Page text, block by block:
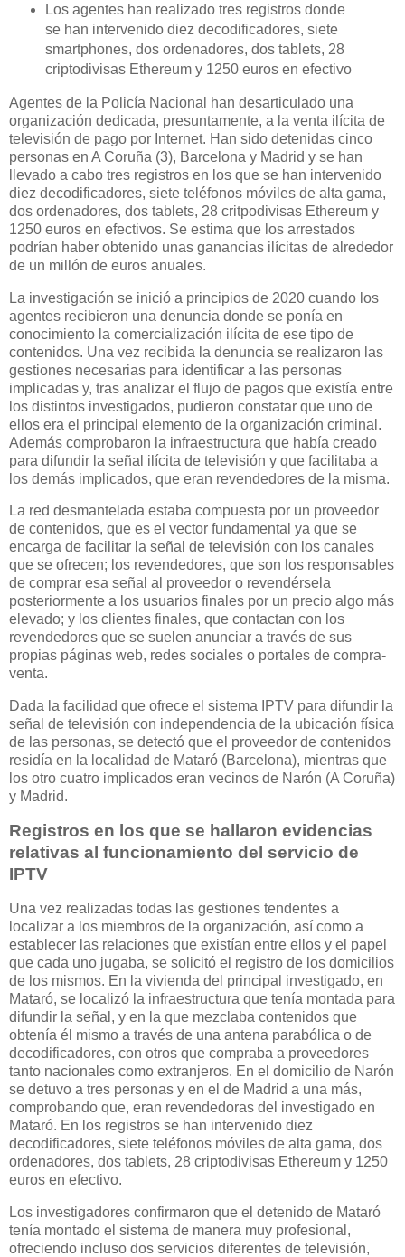
Los agentes han realizado tres registros donde
se han intervenido diez decodificadores, siete
smartphones, dos ordenadores, dos tablets, 28
criptodivisas Ethereum y 1250 euros en efectivo
Agentes de la Policía Nacional han desarticulado una
organización dedicada, presuntamente, a la venta ilícita de
televisión de pago por Internet. Han sido detenidas cinco
personas en A Coruña (3), Barcelona y Madrid y se han
llevado a cabo tres registros en los que se han intervenido
diez decodificadores, siete teléfonos móviles de alta gama,
dos ordenadores, dos tablets, 28 critpodivisas Ethereum y
1250 euros en efectivos. Se estima que los arrestados
podrían haber obtenido unas ganancias ilícitas de alrededor
de un millón de euros anuales.
La investigación se inició a principios de 2020 cuando los
agentes recibieron una denuncia donde se ponía en
conocimiento la comercialización ilícita de ese tipo de
contenidos. Una vez recibida la denuncia se realizaron las
gestiones necesarias para identificar a las personas
implicadas y, tras analizar el flujo de pagos que existía entre
los distintos investigados, pudieron constatar que uno de
ellos era el principal elemento de la organización criminal.
Además comprobaron la infraestructura que había creado
para difundir la señal ilícita de televisión y que facilitaba a
los demás implicados, que eran revendedores de la misma.
La red desmantelada estaba compuesta por un proveedor
de contenidos, que es el vector fundamental ya que se
encarga de facilitar la señal de televisión con los canales
que se ofrecen; los revendedores, que son los responsables
de comprar esa señal al proveedor o revendérsela
posteriormente a los usuarios finales por un precio algo más
elevado; y los clientes finales, que contactan con los
revendedores que se suelen anunciar a través de sus
propias páginas web, redes sociales o portales de compra-
venta.
Dada la facilidad que ofrece el sistema IPTV para difundir la
señal de televisión con independencia de la ubicación física
de las personas, se detectó que el proveedor de contenidos
residía en la localidad de Mataró (Barcelona), mientras que
los otro cuatro implicados eran vecinos de Narón (A Coruña)
y Madrid.
Registros en los que se hallaron evidencias
relativas al funcionamiento del servicio de
IPTV
Una vez realizadas todas las gestiones tendentes a
localizar a los miembros de la organización, así como a
establecer las relaciones que existían entre ellos y el papel
que cada uno jugaba, se solicitó el registro de los domicilios
de los mismos. En la vivienda del principal investigado, en
Mataró, se localizó la infraestructura que tenía montada para
difundir la señal, y en la que mezclaba contenidos que
obtenía él mismo a través de una antena parabólica o de
decodificadores, con otros que compraba a proveedores
tanto nacionales como extranjeros. En el domicilio de Narón
se detuvo a tres personas y en el de Madrid a una más,
comprobando que, eran revendedoras del investigado en
Mataró. En los registros se han intervenido diez
decodificadores, siete teléfonos móviles de alta gama, dos
ordenadores, dos tablets, 28 criptodivisas Ethereum y 1250
euros en efectivo.
Los investigadores confirmaron que el detenido de Mataró
tenía montado el sistema de manera muy profesional,
ofreciendo incluso dos servicios diferentes de televisión,